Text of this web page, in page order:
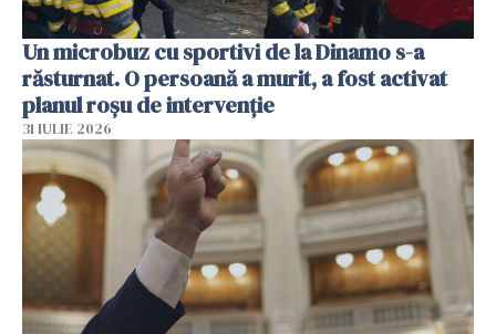
Un microbuz cu sportivi de la Dinamo s-a
răsturnat. O persoană a murit, a fost activat
planul roșu de intervenție
31 IULIE 2026